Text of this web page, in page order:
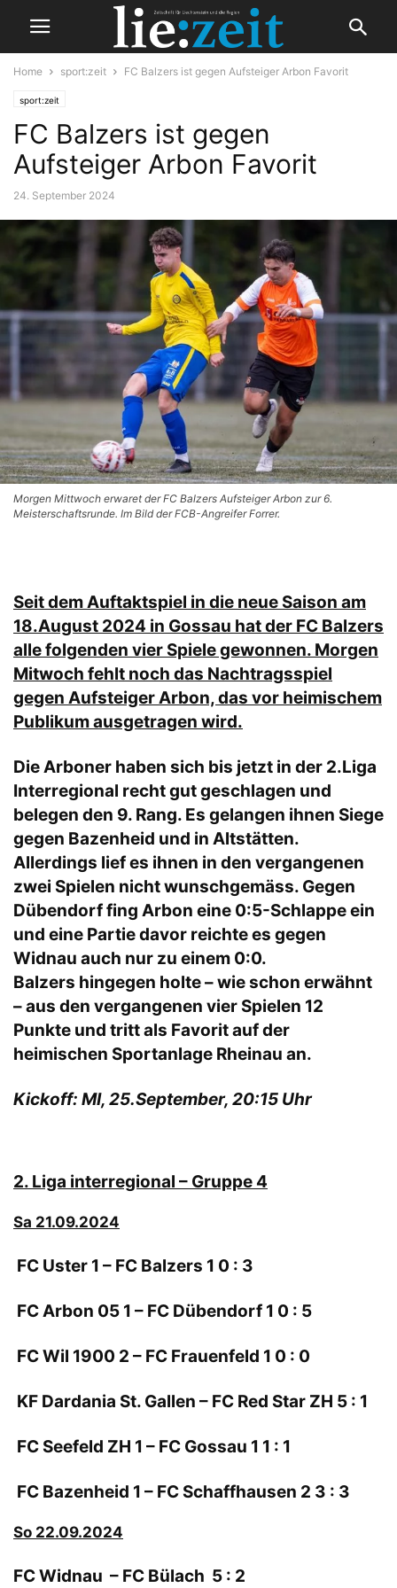
Home sport:zeit FC Balzers ist gegen Aufsteiger Arbon Favorit
sport:zeit
FC Balzers ist gegen
Aufsteiger Arbon Favorit
24. September 2024
Morgen Mittwoch erwaret der FC Balzers Aufsteiger Arbon zur 6.
Meisterschaftsrunde. Im Bild der FCB-Angreifer Forrer.
Seit dem Auftaktspiel in die neue Saison am
18.August 2024 in Gossau hat der FC Balzers
alle folgenden vier Spiele gewonnen. Morgen
Mitwoch fehlt noch das Nachtragsspiel
gegen Aufsteiger Arbon, das vor heimischem
Publikum ausgetragen wird.
Die Arboner haben sich bis jetzt in der 2.Liga
Interregional recht gut geschlagen und
belegen den 9. Rang. Es gelangen ihnen Siege
gegen Bazenheid und in Altstätten.
Allerdings lief es ihnen in den vergangenen
zwei Spielen nicht wunschgemäss. Gegen
Dübendorf fing Arbon eine 0:5-Schlappe ein
und eine Partie davor reichte es gegen
Widnau auch nur zu einem 0:0.
Balzers hingegen holte – wie schon erwähnt
– aus den vergangenen vier Spielen 12
Punkte und tritt als Favorit auf der
heimischen Sportanlage Rheinau an.
Kickoff: MI, 25.September, 20:15 Uhr
2. Liga interregional – Gruppe 4
Sa 21.09.2024
FC Uster 1 – FC Balzers 1 0 : 3
FC Arbon 05 1 – FC Dübendorf 1 0 : 5
FC Wil 1900 2 – FC Frauenfeld 1 0 : 0
KF Dardania St. Gallen – FC Red Star ZH 5 : 1
FC Seefeld ZH 1 – FC Gossau 1 1 : 1
FC Bazenheid 1 – FC Schaffhausen 2 3 : 3
So 22.09.2024
FC Widnau – FC Bülach 5 : 2